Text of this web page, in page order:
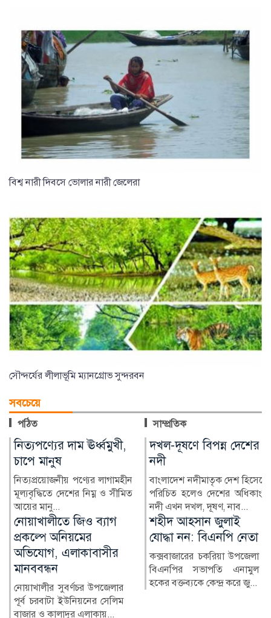
বিশ্ব নারী দিবসে ভোলার নারী জেলেরা
সৌন্দর্যের লীলাভূমি ম্যানগ্রোভ সুন্দরবন
সবচেয়ে
পঠিত সাম্প্রতিক
নিত্যপণ্যের দাম ঊর্ধ্বমুখী,
চাপে মানুষ
নিত্যপ্রয়োজনীয় পণ্যের লাগামহীন
মূল্যবৃদ্ধিতে দেশের নিম্ন ও সীমিত
আয়ের মানু...
দখল-দূষণে বিপন্ন দেশের
নদী
বাংলাদেশ নদীমাতৃক দেশ হিসেবে
পরিচিত হলেও দেশের অধিকাংশ
নদী এখন দখল, দূষণ, নাব...
শহীদ আহসান জুলাই
যোদ্ধা নন: বিএনপি নেতা
কক্সবাজারের চকরিয়া উপজেলা
বিএনপির সভাপতি এনামুল
হকের বক্তব্যকে কেন্দ্র করে জু...
হাসিনা দিল্লিতে,
পরিবারের অন্য সদস্যরা
কে কোথায়?
সাবেক প্রধানমন্ত্রী শেখ হাসিনার
সরকারের পতনের পর তাঁর